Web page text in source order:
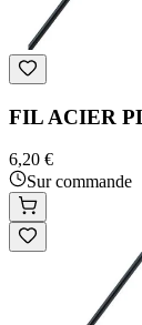
FIL ACIER
6,20 €
Sur commande